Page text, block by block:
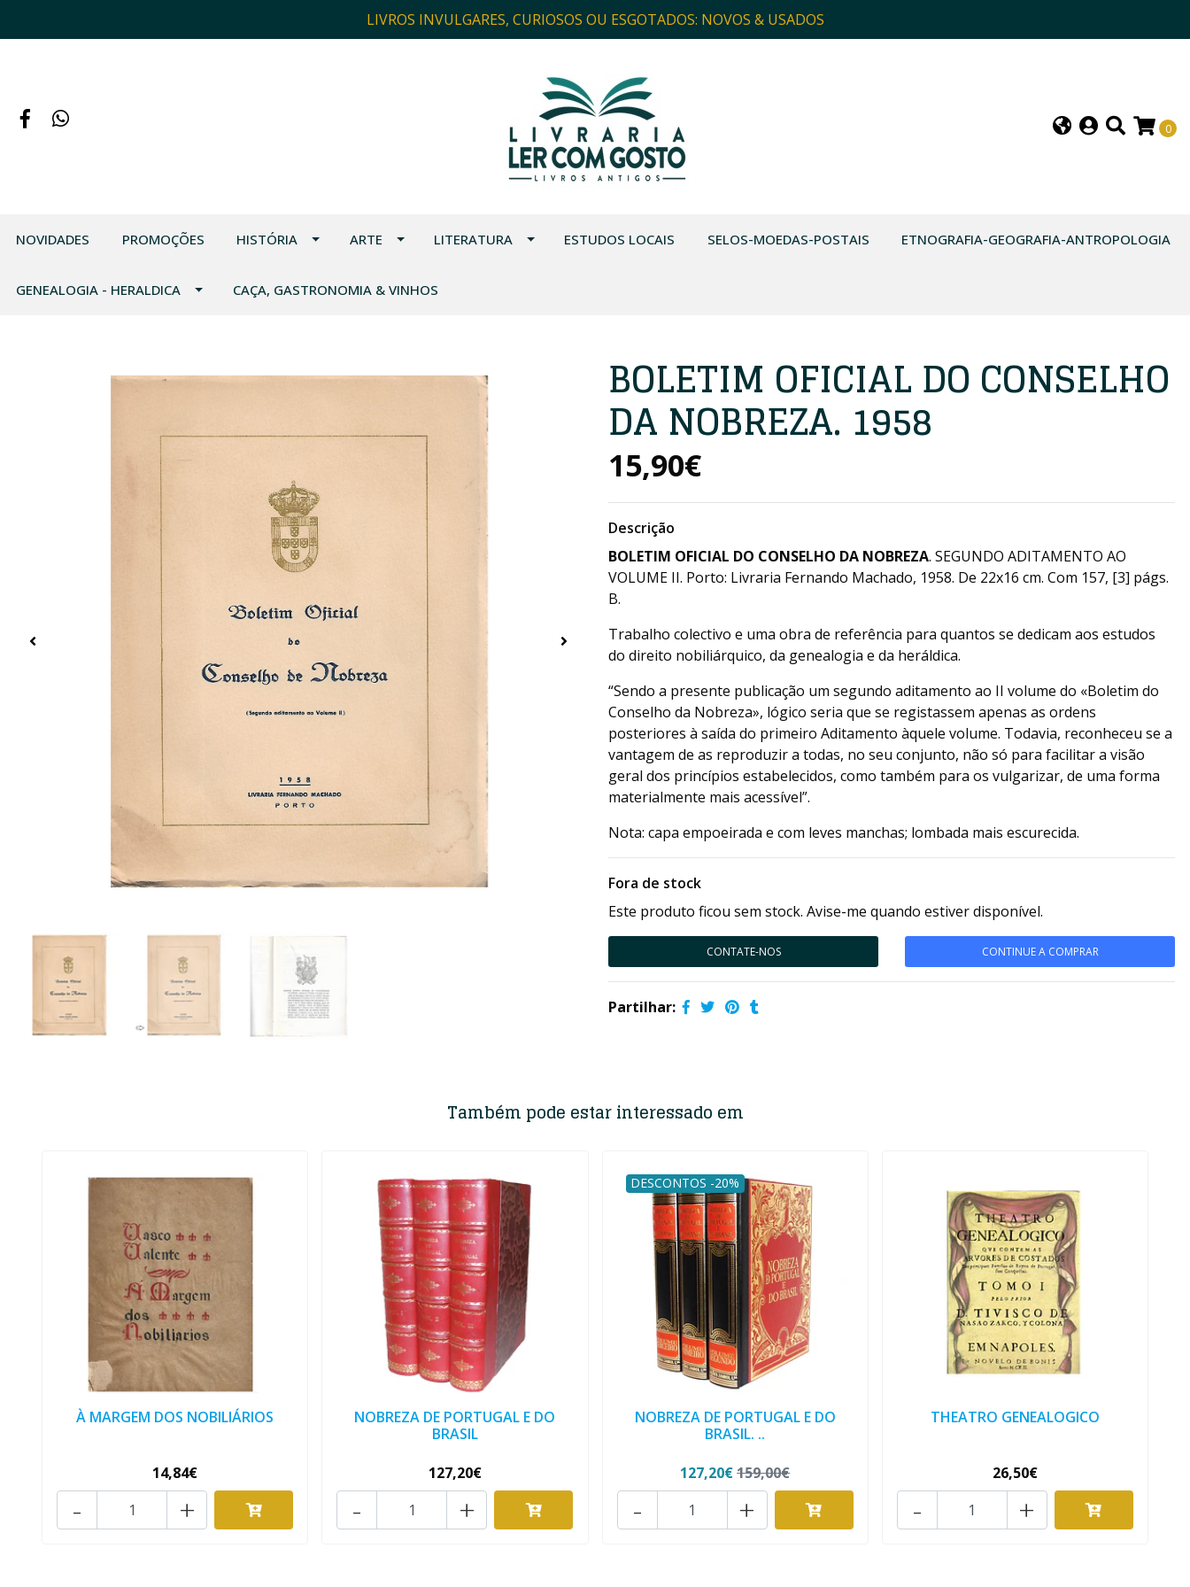
LIVROS INVULGARES, CURIOSOS OU ESGOTADOS: NOVOS & USADOS
0
NOVIDADES PROMOÇÕES HISTÓRIA ARTE LITERATURA ESTUDOS LOCAIS SELOS-MOEDAS-POSTAIS ETNOGRAFIA-GEOGRAFIA-ANTROPOLOGIA
GENEALOGIA - HERALDICA CAÇA, GASTRONOMIA & VINHOS
BOLETIM OFICIAL DO CONSELHO
DA NOBREZA. 1958
15,90€
Descrição
BOLETIM OFICIAL DO CONSELHO DA NOBREZA. SEGUNDO ADITAMENTO AO
VOLUME II. Porto: Livraria Fernando Machado, 1958. De 22x16 cm. Com 157, [3] págs.
B.
Trabalho colectivo e uma obra de referência para quantos se dedicam aos estudos
do direito nobiliárquico, da genealogia e da heráldica.
“Sendo a presente publicação um segundo aditamento ao II volume do «Boletim do
Conselho da Nobreza», lógico seria que se registassem apenas as ordens
posteriores à saída do primeiro Aditamento àquele volume. Todavia, reconheceu se a
vantagem de as reproduzir a todas, no seu conjunto, não só para facilitar a visão
geral dos princípios estabelecidos, como também para os vulgarizar, de uma forma
materialmente mais acessível”.
Nota: capa empoeirada e com leves manchas; lombada mais escurecida.
Fora de stock
Este produto ficou sem stock. Avise-me quando estiver disponível.
CONTATE-NOS CONTINUE A COMPRAR
Partilhar:
Também pode estar interessado em
À MARGEM DOS NOBILIÁRIOS
14,84€
+
-
NOBREZA DE PORTUGAL E DO
BRASIL
127,20€
+
-
DESCONTOS -20%
NOBREZA DE PORTUGAL E DO
BRASIL. ..
127,20€159,00€
+
-
THEATRO GENEALOGICO
26,50€
+
-